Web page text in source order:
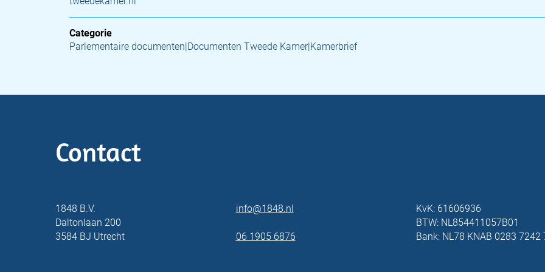
Categorie
Parlementaire documenten|Documenten Tweede Kamer|Kamerbrief
Contact
1848 B.V.
Daltonlaan 200
3584 BJ Utrecht
info@1848.nl
06 1905 6876
KvK: 61606936
BTW: NL854411057B01
Bank: NL78 KNAB 0283 7242